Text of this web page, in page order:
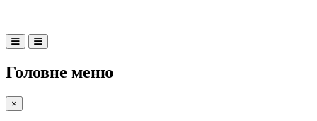
Головне меню
×